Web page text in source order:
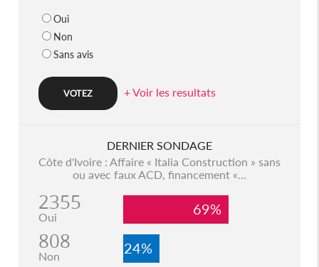
Oui
Non
Sans avis
+ Voir les resultats
DERNIER SONDAGE
Côte d'Ivoire : Affaire « Italia Construction » sans
ou avec faux ACD, financement «...
2355
Oui 69%
808
Non 24%